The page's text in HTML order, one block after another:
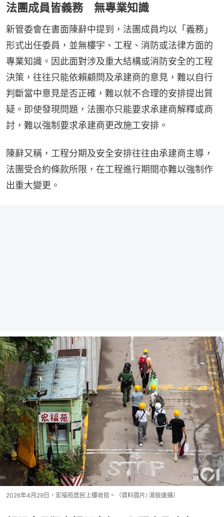
法團成員皆義務 無專業知識
新管委會在書面陳辭中提到，法團成員均以「義務」
形式出任委員，並無樓宇、⼯程、消防或法律⽅⾯的
專業知識。因此⾯對涉及重⼤結構或消防安全的⼯程
決策，往往只能依賴顧問及承建商的意⾒，難以⾃⾏
判斷當中意⾒是否正確，難以就不合理的安排提出質
疑。即使發現問題，法團亦只能要求承建商解釋或商
討，難以強制要求承建商更改施⼯安排。
陳辭又稱，⼯程分期及安全安排往往由承建商主導，
法團受合約條款所限，在⼯程進⾏期間亦難以強制作
出重⼤變更。
2026年4月29日，宏福苑居民上樓收拾。（資料圖片/ 湯致遠攝）